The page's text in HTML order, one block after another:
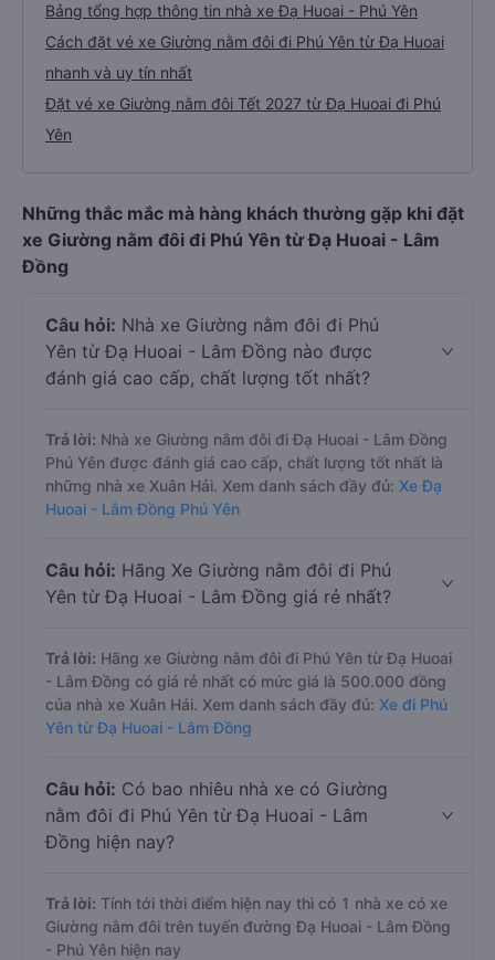
Bảng tổng hợp thông tin nhà xe Đạ Huoai - Phú Yên
Cách đặt vé xe Giường nằm đôi đi Phú Yên từ Đạ Huoai
nhanh và uy tín nhất
Đặt vé xe Giường nằm đôi Tết 2027 từ Đạ Huoai đi Phú
Yên
Những thắc mắc mà hàng khách thường gặp khi đặt
xe Giường nằm đôi đi Phú Yên từ Đạ Huoai - Lâm
Đồng
Câu hỏi: Nhà xe Giường nằm đôi đi Phú
Yên từ Đạ Huoai - Lâm Đồng nào được
đánh giá cao cấp, chất lượng tốt nhất?
Trả lời: Nhà xe Giường nằm đôi đi Đạ Huoai - Lâm Đồng
Phú Yên được đánh giá cao cấp, chất lượng tốt nhất là
những nhà xe Xuân Hải. Xem danh sách đầy đủ: Xe Đạ
Huoai - Lâm Đồng Phú Yên
Câu hỏi: Hãng Xe Giường nằm đôi đi Phú
Yên từ Đạ Huoai - Lâm Đồng giá rẻ nhất?
Trả lời: Hãng xe Giường nằm đôi đi Phú Yên từ Đạ Huoai
- Lâm Đồng có giá rẻ nhất có mức giá là 500.000 đồng
của nhà xe Xuân Hải. Xem danh sách đầy đủ: Xe đi Phú
Yên từ Đạ Huoai - Lâm Đồng
Câu hỏi: Có bao nhiêu nhà xe có Giường
nằm đôi đi Phú Yên từ Đạ Huoai - Lâm
Đồng hiện nay?
Trả lời: Tính tới thời điểm hiện nay thì có 1 nhà xe có xe
Giường nằm đôi trên tuyến đường Đạ Huoai - Lâm Đồng
- Phú Yên hiện nay